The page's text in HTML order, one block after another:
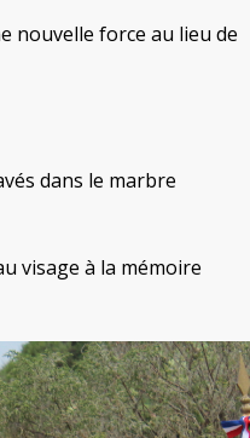
nouvelle force au lieu de
dans le marbre
visage à la mémoire